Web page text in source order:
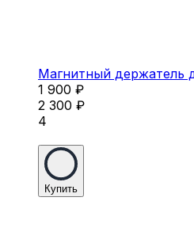
Магнитный держатель
1 900 ₽
2 300 ₽
4
Купить